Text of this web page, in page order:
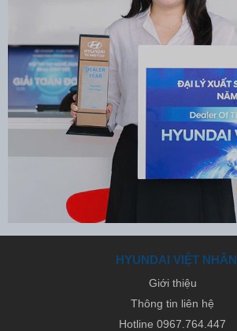
HYUNDAI VIỆT NHÂN
Giới thiệu
Thông tin liên hệ
Hotline 0967.764.447